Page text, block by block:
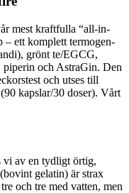
mest kraftfulla “all-in-
– ett komplett termogen-
grönt te/EGCG,
och AstraGin. Den
och utses till
kapslar/30 doser). Vårt
vi av en tydligt örtig,
gelatin) är strax
och tre med vatten, men